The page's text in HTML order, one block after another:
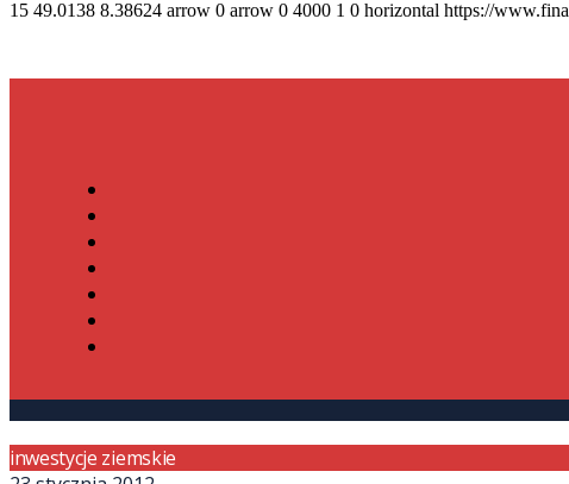
15 49.0138 8.38624 arrow 0 arrow 0 4000 1 0 horizontal https://
inwestycje ziemskie